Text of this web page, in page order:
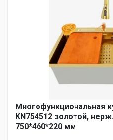
Многофункциональная
KN754512 золотой,
750*460*220 мм